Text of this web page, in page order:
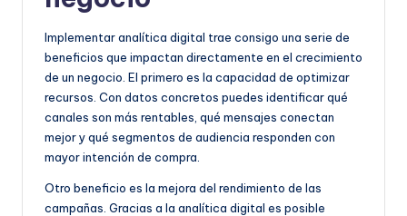
Implementar analítica digital trae consigo una serie de
beneficios que impactan directamente en el crecimiento
de un negocio. El primero es la capacidad de optimizar
recursos. Con datos concretos puedes identificar qué
canales son más rentables, qué mensajes conectan
mejor y qué segmentos de audiencia responden con
mayor intención de compra.
Otro beneficio es la mejora del rendimiento de las
campañas. Gracias a la analítica digital es posible